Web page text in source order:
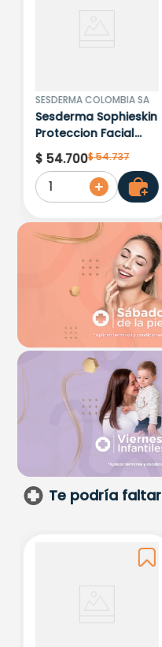
SESDERMA COLOMBIA SA
Sesderma Sophieskin
Proteccion Facial
Kids Hypoallergenic
Spf 500 Moisturising
$ 54.700$54.737
1
Te podría faltar